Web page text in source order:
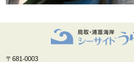
〒681-0003